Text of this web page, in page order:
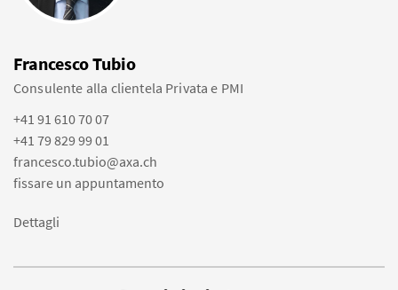
Francesco Tubio
Consulente alla clientela Privata e PMI
+41 91 610 70 07
+41 79 829 99 01
francesco.tubio@axa.ch
fissare un appuntamento
Dettagli